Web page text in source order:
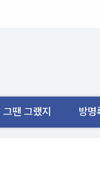
그땐 그랬지 방명